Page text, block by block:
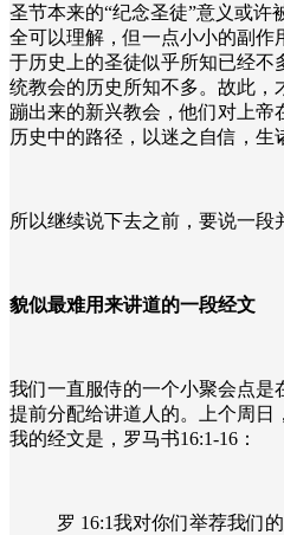
圣节本来的“纪念圣徒”意义或许
全可以理解，但一点小小的副作
于历史上的圣徒似乎所知已经不
统教会的历史所知不多。故此，
蹦出来的新兴教会，他们对上帝
历史中的路径，以迷之自信，生
所以继续说下去之前，要说一段
貌似最难用来讲道的一段经文
我们一直服侍的一个小聚会点是
提前分配给讲道人的。上个周日
我的经文是，罗马书16:1-16：
罗 16:1我对你们举荐我们